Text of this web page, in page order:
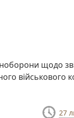
щодо
військового
27